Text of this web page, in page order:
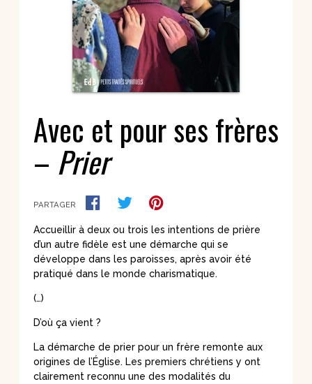
Avec et pour ses frères
– Prier
PARTAGER
Accueillir à deux ou trois les intentions de prière
d’un autre fidèle est une démarche qui se
développe dans les paroisses, après avoir été
pratiqué dans le monde charismatique.
(…)
D’où ça vient ?
La démarche de prier pour un frère remonte aux
origines de l’Église. Les premiers chrétiens y ont
clairement reconnu une des modalités du